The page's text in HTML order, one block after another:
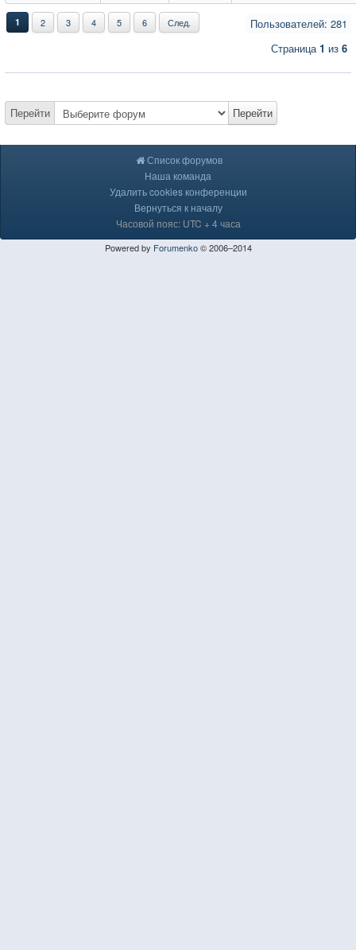
Пользователей: 281
1 2 3 4 5 6 След.
Страница1 из 6
Перейти Перейти
Список форумов
Наша команда
Удалить cookies конференции
Вернуться к началу
Часовой пояс: UTC + 4 часа
Powered by Forumenko© 2006–2014